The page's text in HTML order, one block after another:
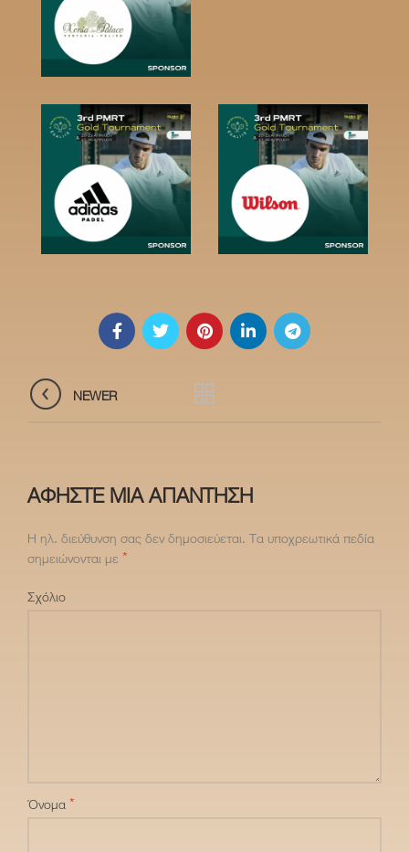
NEWER
ΑΦΉΣΤΕ ΜΙΑ ΑΠΆΝΤΗΣΗ
Η ηλ. διεύθυνση σας δεν δημοσιεύεται.Τα υποχρεωτικά πεδία
σημειώνονται με*
Σχόλιο
Όνομα*